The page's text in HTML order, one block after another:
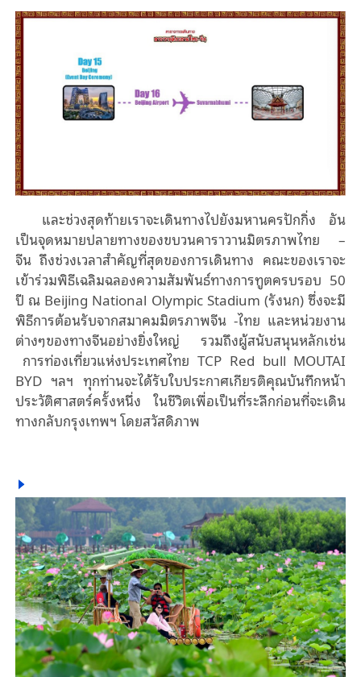
และช่วงสุดท้ายเราจะเดินทางไปยังมหานครปักกิ่ง อัน
เป็นจุดหมายปลายทางของขบวนคาราวานมิตรภาพไทย –
จีน ถึงช่วงเวลาสำคัญที่สุดของการเดินทาง คณะของเราจะ
เข้าร่วมพิธีเฉลิมฉลองความสัมพันธ์ทางการทูตครบรอบ 50
ปี ณ Beijing National Olympic Stadium (รังนก) ซึ่งจะมี
พิธีการต้อนรับจากสมาคมมิตรภาพจีน -ไทย และหน่วยงาน
ต่างๆของทางจีนอย่างยิ่งใหญ่ รวมถึงผู้สนับสนุนหลักเช่น
การท่องเที่ยวแห่งประเทศไทยTCP Red bull MOUTAI
BYD ฯลฯ ทุกท่านจะได้รับใบประกาศเกียรติคุณบันทึกหน้า
ประวัติศาสตร์ครั้งหนึ่ง ในชีวิตเพื่อเป็นที่ระลึกก่อนที่จะเดิน
ทางกลับกรุงเทพฯ โดยสวัสดิภาพ